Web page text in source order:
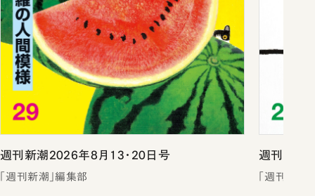
週刊新潮2026年8月13・20日号
「週刊新潮」編集部
週刊新潮
「週刊新潮